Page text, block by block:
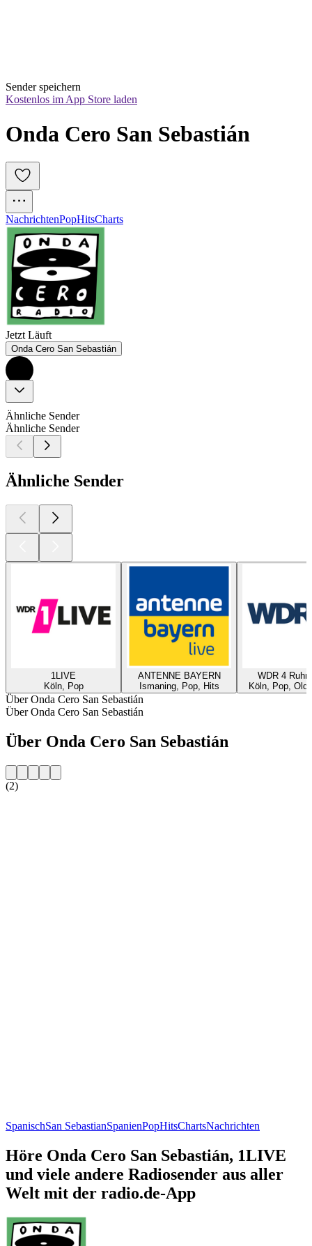
Sender speichern
Kostenlos im App Store laden
Onda Cero San Sebastián
NachrichtenPopHitsCharts
Jetzt Läuft
Onda Cero San Sebastián
Ähnliche Sender
Ähnliche Sender
Ähnliche Sender
1LIVE
Köln, Pop
ANTENNE BAYERN
Ismaning, Pop, Hits
WDR 4
Köln, Pop,
Über Onda Cero San Sebastián
Über Onda Cero San Sebastián
Über Onda Cero San Sebastián
(2)
SpanischSan SebastianSpanienPopHitsChartsNachrichten
Höre Onda Cero San Sebastián, 1LIVE
und viele andere Radiosender aus aller
Welt mit der radio.de-App